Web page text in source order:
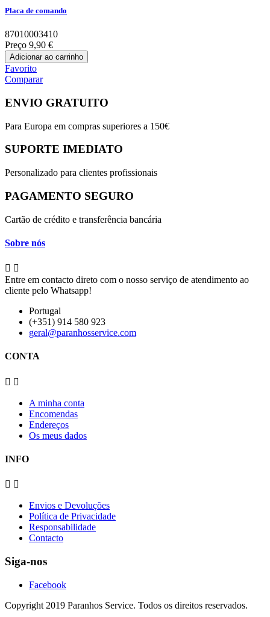
Placa de comando
87010003410
Preço 9,90 €
Adicionar ao carrinho
Favorito
Comparar
ENVIO GRATUITO
Para Europa em compras superiores a 150€
SUPORTE IMEDIATO
Personalizado para clientes profissionais
PAGAMENTO SEGURO
Cartão de crédito e transferência bancária
Sobre nós
 
Entre em contacto direto com o nosso serviço de atendimento ao
cliente pelo Whatsapp!
Portugal
(+351) 914 580 923
geral@paranhosservice.com
CONTA
 
A minha conta
Encomendas
Endereços
Os meus dados
INFO
 
Envios e Devoluções
Política de Privacidade
Responsabilidade
Contacto
Siga-nos
Facebook
Copyright 2019 Paranhos Service. Todos os direitos reservados.